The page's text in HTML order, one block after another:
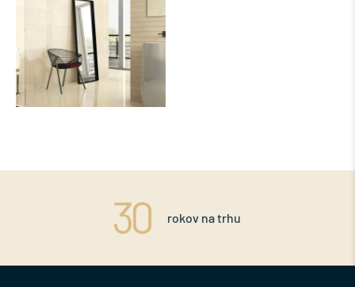
rokov na trhu